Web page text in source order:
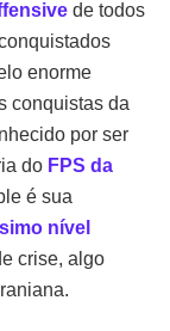
de todos
enorme
conquistas da
por ser
do FPS da
é sua
nível
crise, algo